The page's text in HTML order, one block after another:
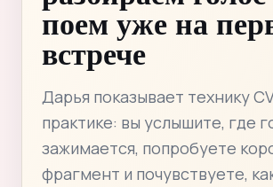
поем уже на
встрече
Дарья показывает технику
практике: вы услышите, где
зажимается, попробуете
фрагмент и почувствуете,